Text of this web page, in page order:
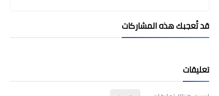
قد تُعجبك هذه المشاركات
تعليقات